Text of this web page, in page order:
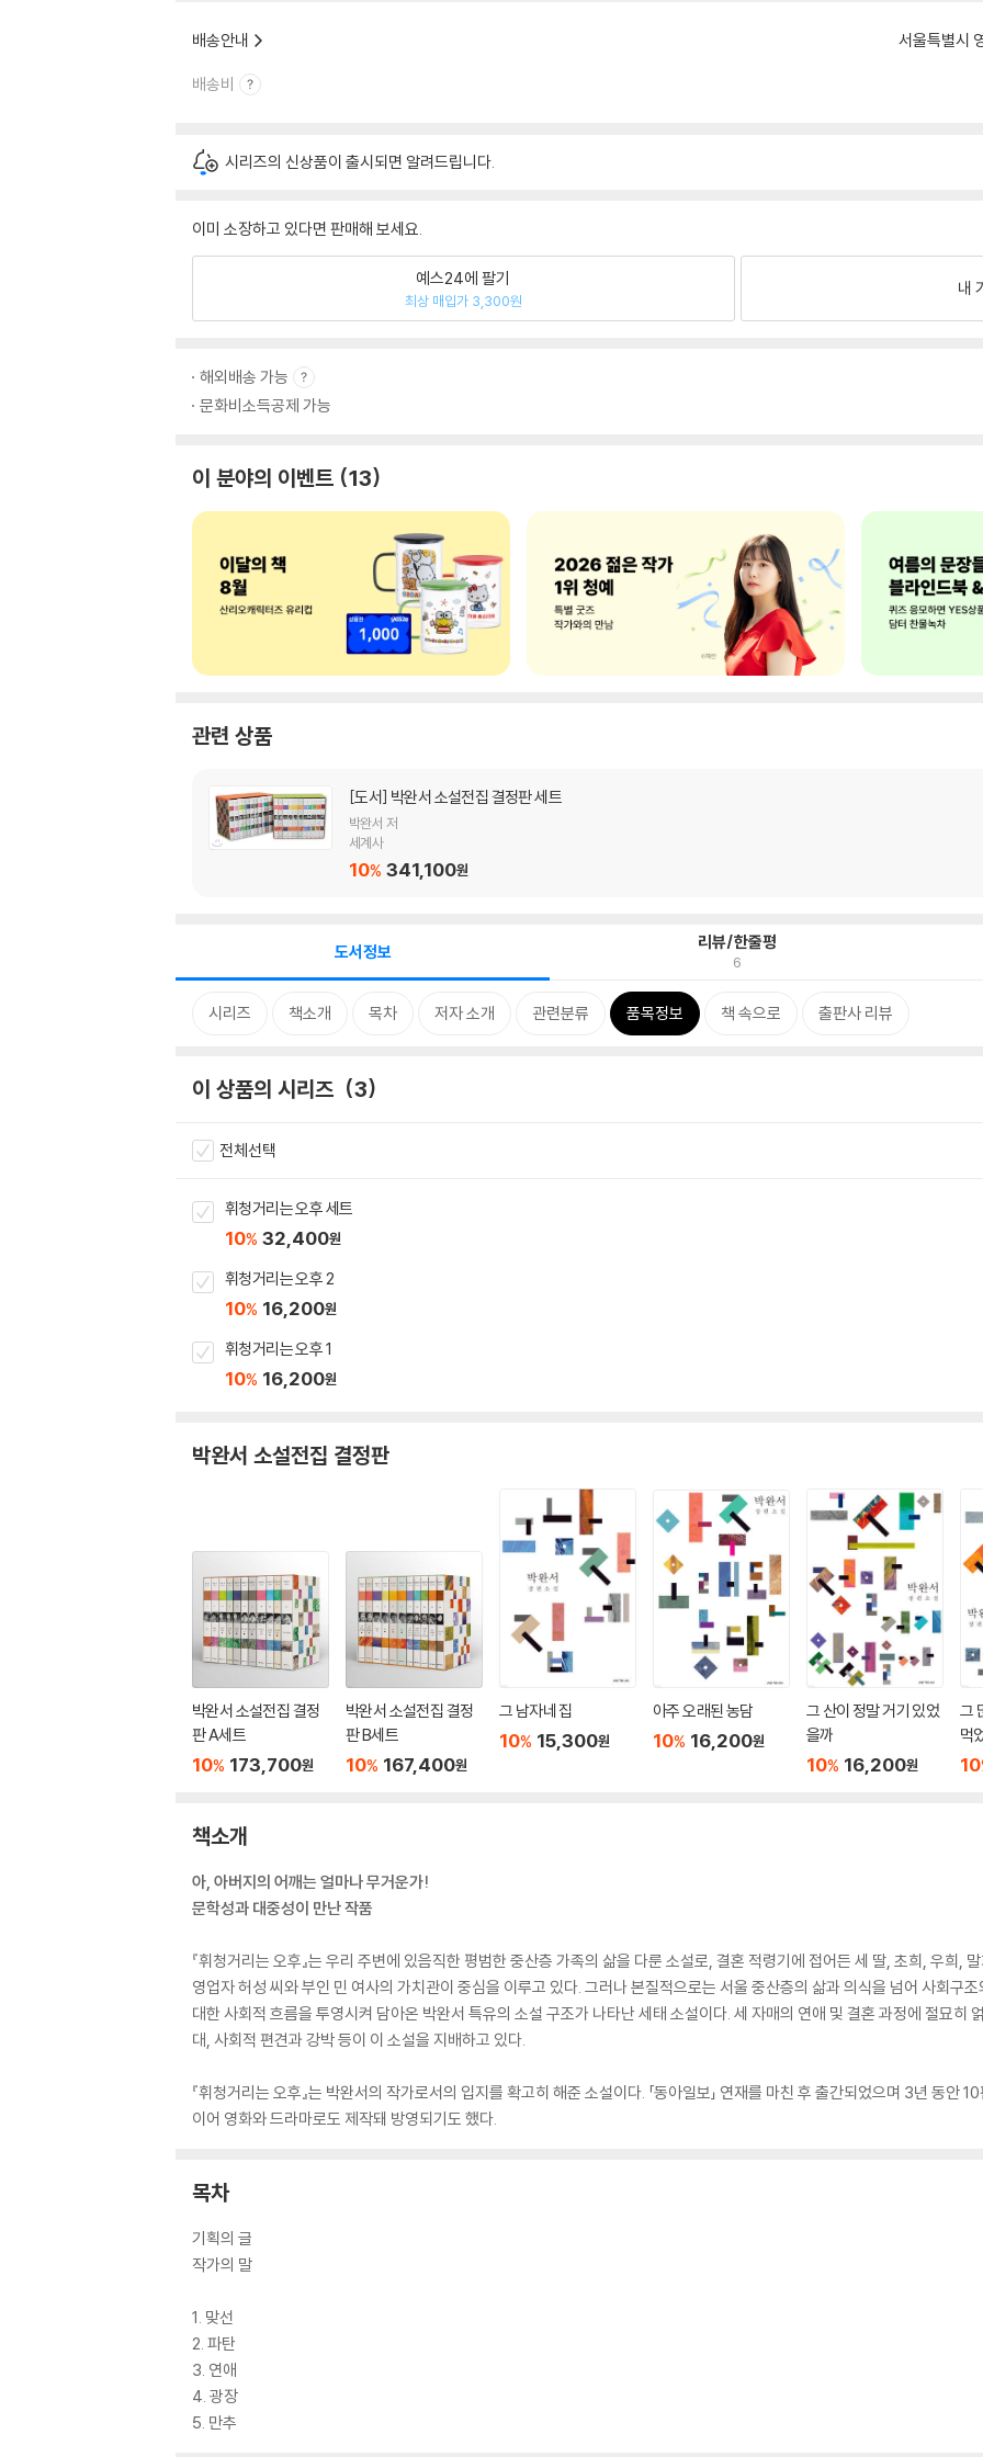
배송안내 서울특별시
배송비
시리즈의 신상품이 출시되면 알려드립니다.
이미 소장하고 있다면 판매해 보세요.
예스24에 팔기
최상 매입가 3,300원
내
해외배송 가능
문화비소득공제 가능
이 분야의 이벤트 13
관련 상품
[도서] 박완서 소설전집 결정판 세트
박완서 저
세계사
10% 341,100원
도서정보 리뷰/한줄평
6
시리즈 책소개 목차 저자 소개 관련분류 품목정보 책 속으로 출판사 리뷰
이 상품의 시리즈 3
전체선택
휘청거리는 오후 세트
10% 32,400원
휘청거리는 오후 2
10% 16,200원
휘청거리는 오후 1
10% 16,200원
박완서 소설전집 결정판
박완서 소설전집 결정
판 A세트
10% 173,700원
박완서 소설전집 결정
판 B세트
10% 167,400원
그 남자네 집
10% 15,300원
아주 오래된 농담
10% 16,200원
그 산이 정말 거기 있었
을까
10% 16,200원
그
먹
10
책소개
아, 아버지의 어깨는 얼마나 무거운가!
문학성과 대중성이 만난 작품
『휘청거리는 오후』는 우리 주변에 있음직한 평범한 중산층 가족의 삶을 다룬 소설로, 결혼 적령기에 접어든 세 딸, 초희, 우희,
영업자 허성 씨와 부인 민 여사의 가치관이 중심을 이루고 있다. 그러나 본질적으로는 서울 중산층의 삶과 의식을 넘어 사회구
대한 사회적 흐름을 투영시켜 담아온 박완서 특유의 소설 구조가 나타난 세태 소설이다. 세 자매의 연애 및 결혼 과정에 절묘히
대, 사회적 편견과 강박 등이 이 소설을 지배하고 있다.
『휘청거리는 오후』는 박완서의 작가로서의 입지를 확고히 해준 소설이다. 「동아일보」 연재를 마친 후 출간되었으며 3년 동안
이어 영화와 드라마로도 제작돼 방영되기도 했다.
목차
기획의 글
작가의 말
1. 맞선
2. 파탄
3. 연애
4. 광장
5. 만추